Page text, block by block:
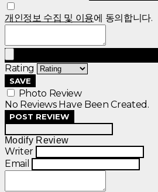
개인정보 수집 및 이용에 동의합니다.
Rating
SAVE
Photo Review
No Reviews Have Been Created.
POST REVIEW
Modify Review
Writer
Email